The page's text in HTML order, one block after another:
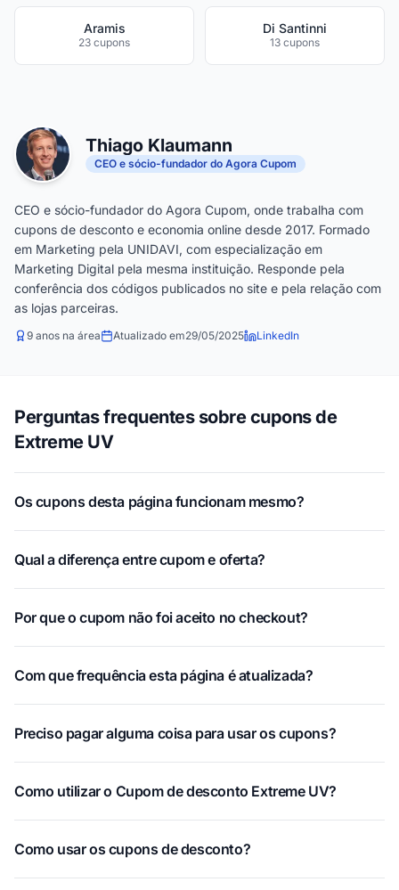
Aramis
23 cupons
Di Santinni
13 cupons
Thiago Klaumann
CEO e sócio-fundador do Agora Cupom
CEO e sócio-fundador do Agora Cupom, onde trabalha com
cupons de desconto e economia online desde 2017. Formado
em Marketing pela UNIDAVI, com especialização em
Marketing Digital pela mesma instituição. Responde pela
conferência dos códigos publicados no site e pela relação com
as lojas parceiras.
9 anos na área Atualizado em29/05/2025 LinkedIn
Perguntas frequentes sobre cupons de
Extreme UV
Os cupons desta página funcionam mesmo?
Qual a diferença entre cupom e oferta?
Por que o cupom não foi aceito no checkout?
Com que frequência esta página é atualizada?
Preciso pagar alguma coisa para usar os cupons?
Como utilizar o Cupom de desconto Extreme UV?
Como usar os cupons de desconto?